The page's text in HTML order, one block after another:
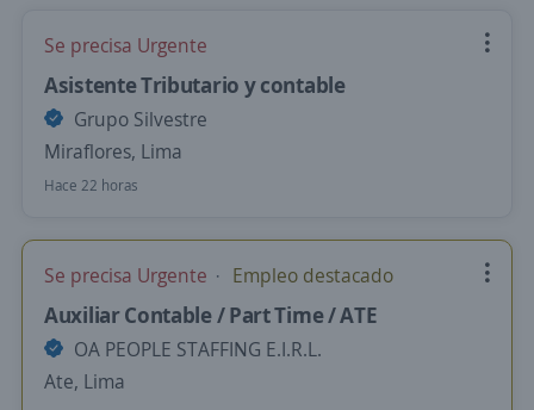
Se precisa Urgente
Asistente Tributario y contable
Grupo Silvestre
Miraflores, Lima
Hace 22 horas
Se precisa Urgente Empleo destacado
Auxiliar Contable / Part Time / ATE
OA PEOPLE STAFFING E.I.R.L.
Ate, Lima